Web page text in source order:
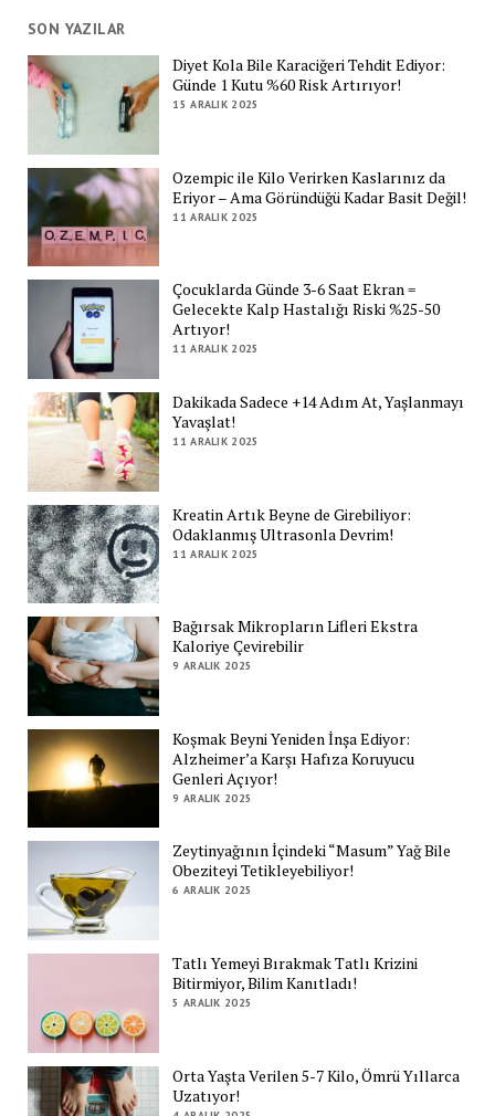
SON YAZILAR
Diyet Kola Bile Karaciğeri Tehdit Ediyor:
Günde 1 Kutu %60 Risk Artırıyor!
15 ARALIK 2025
Ozempic ile Kilo Verirken Kaslarınız da
Eriyor – Ama Göründüğü Kadar Basit Değil!
11 ARALIK 2025
Çocuklarda Günde 3-6 Saat Ekran =
Gelecekte Kalp Hastalığı Riski %25-50
Artıyor!
11 ARALIK 2025
Dakikada Sadece +14 Adım At, Yaşlanmayı
Yavaşlat!
11 ARALIK 2025
Kreatin Artık Beyne de Girebiliyor:
Odaklanmış Ultrasonla Devrim!
11 ARALIK 2025
Bağırsak Mikropların Lifleri Ekstra
Kaloriye Çevirebilir
9 ARALIK 2025
Koşmak Beyni Yeniden İnşa Ediyor:
Alzheimer’a Karşı Hafıza Koruyucu
Genleri Açıyor!
9 ARALIK 2025
Zeytinyağının İçindeki “Masum” Yağ Bile
Obeziteyi Tetikleyebiliyor!
6 ARALIK 2025
Tatlı Yemeyi Bırakmak Tatlı Krizini
Bitirmiyor, Bilim Kanıtladı!
5 ARALIK 2025
Orta Yaşta Verilen 5-7 Kilo, Ömrü Yıllarca
Uzatıyor!